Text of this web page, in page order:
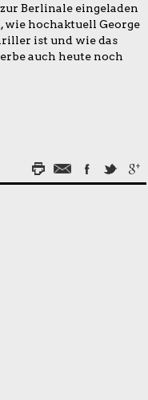
Berlinale eingeladen
hochaktuell George
ist und wie das
auch heute noch